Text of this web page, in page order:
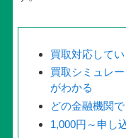
買取対応して
買取シミュレ
がわかる
どの金融機関
1,000円～申し